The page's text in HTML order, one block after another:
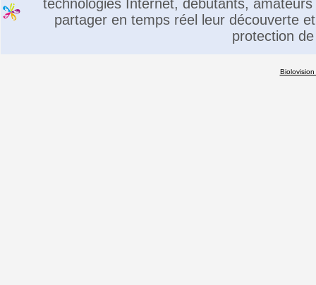
technologies Internet, débutants,
partager en temps réel leur découverte
protection
Biolovision